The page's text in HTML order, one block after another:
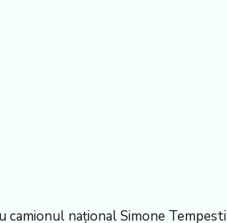
naţional Simone